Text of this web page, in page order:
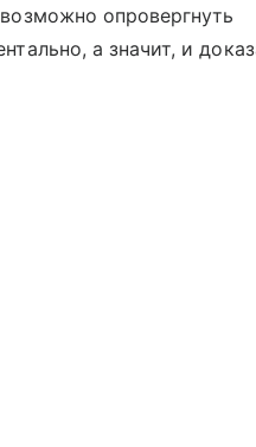
опровергнуть
а значит, и